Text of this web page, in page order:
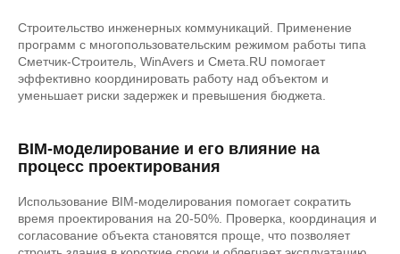
Строительство инженерных коммуникаций. Применение
программ с многопользовательским режимом работы типа
Сметчик-Строитель, WinAvers и Смета.RU помогает
эффективно координировать работу над объектом и
уменьшает риски задержек и превышения бюджета.
BIM-моделирование и его влияние на
процесс проектирования
Использование BIM-моделирования помогает сократить
время проектирования на 20-50%. Проверка, координация и
согласование объекта становятся проще, что позволяет